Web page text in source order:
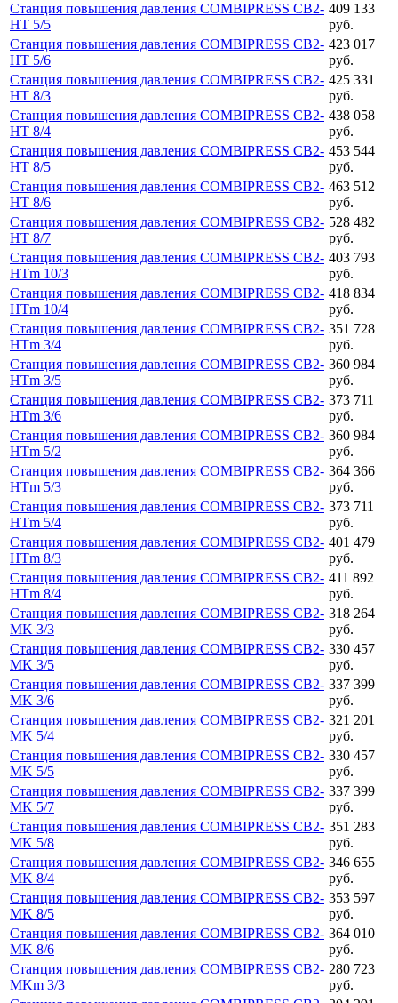
Станция повышения давления COMBIPRESS CB2-
HT 5/5
409 133
руб.
Станция повышения давления COMBIPRESS CB2-
HT 5/6
423 017
руб.
Станция повышения давления COMBIPRESS CB2-
HT 8/3
425 331
руб.
Станция повышения давления COMBIPRESS CB2-
HT 8/4
438 058
руб.
Станция повышения давления COMBIPRESS CB2-
HT 8/5
453 544
руб.
Станция повышения давления COMBIPRESS CB2-
HT 8/6
463 512
руб.
Станция повышения давления COMBIPRESS CB2-
HT 8/7
528 482
руб.
Станция повышения давления COMBIPRESS CB2-
HTm 10/3
403 793
руб.
Станция повышения давления COMBIPRESS CB2-
HTm 10/4
418 834
руб.
Станция повышения давления COMBIPRESS CB2-
HTm 3/4
351 728
руб.
Станция повышения давления COMBIPRESS CB2-
HTm 3/5
360 984
руб.
Станция повышения давления COMBIPRESS CB2-
HTm 3/6
373 711
руб.
Станция повышения давления COMBIPRESS CB2-
HTm 5/2
360 984
руб.
Станция повышения давления COMBIPRESS CB2-
HTm 5/3
364 366
руб.
Станция повышения давления COMBIPRESS CB2-
HTm 5/4
373 711
руб.
Станция повышения давления COMBIPRESS CB2-
HTm 8/3
401 479
руб.
Станция повышения давления COMBIPRESS CB2-
HTm 8/4
411 892
руб.
Станция повышения давления COMBIPRESS CB2-
MK 3/3
318 264
руб.
Станция повышения давления COMBIPRESS CB2-
MK 3/5
330 457
руб.
Станция повышения давления COMBIPRESS CB2-
MK 3/6
337 399
руб.
Станция повышения давления COMBIPRESS CB2-
MK 5/4
321 201
руб.
Станция повышения давления COMBIPRESS CB2-
MK 5/5
330 457
руб.
Станция повышения давления COMBIPRESS CB2-
MK 5/7
337 399
руб.
Станция повышения давления COMBIPRESS CB2-
MK 5/8
351 283
руб.
Станция повышения давления COMBIPRESS CB2-
MK 8/4
346 655
руб.
Станция повышения давления COMBIPRESS CB2-
MK 8/5
353 597
руб.
Станция повышения давления COMBIPRESS CB2-
MK 8/6
364 010
руб.
Станция повышения давления COMBIPRESS CB2-
MKm 3/3
280 723
руб.